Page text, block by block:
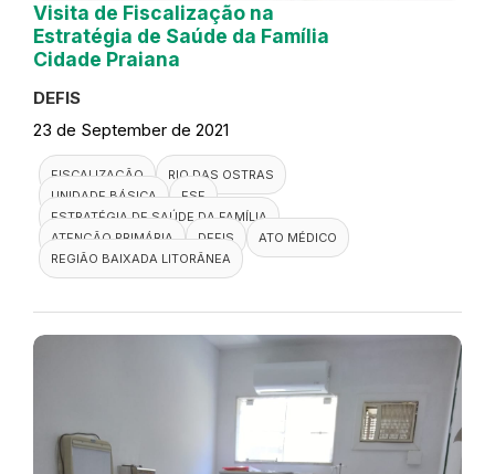
Visita de Fiscalização na
Estratégia de Saúde da Família
Cidade Praiana
DEFIS
23 de September de 2021
FISCALIZAÇÃO
RIO DAS OSTRAS
UNIDADE BÁSICA
ESF
ESTRATÉGIA DE SAÚDE DA FAMÍLIA
ATENÇÃO PRIMÁRIA
DEFIS
ATO MÉDICO
REGIÃO BAIXADA LITORÂNEA